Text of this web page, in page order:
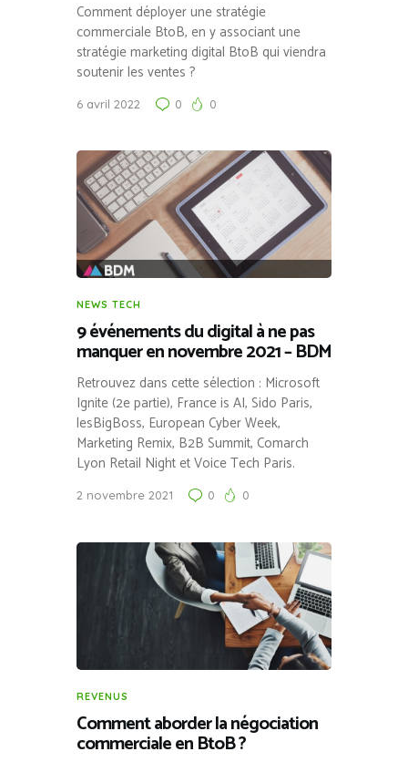
Comment déployer une stratégie
commerciale BtoB, en y associant une
stratégie marketing digital BtoB qui viendra
soutenir les ventes ?
6 avril 2022 0 0
NEWS TECH
9 événements du digital à ne pas
manquer en novembre 2021 – BDM
Retrouvez dans cette sélection : Microsoft
Ignite (2e partie), France is AI, Sido Paris,
lesBigBoss, European Cyber Week,
Marketing Remix, B2B Summit, Comarch
Lyon Retail Night et Voice Tech Paris.
2 novembre 2021 0 0
REVENUS
Comment aborder la négociation
commerciale en BtoB ?